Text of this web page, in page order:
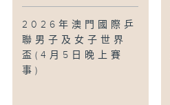
2026年澳門國際乒
聯男子及女子世界
盃(4月5日晚上賽
事)